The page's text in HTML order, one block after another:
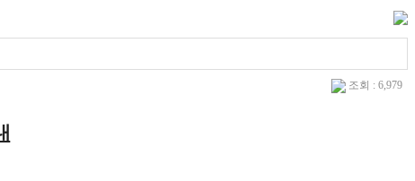
조회 : 6,979